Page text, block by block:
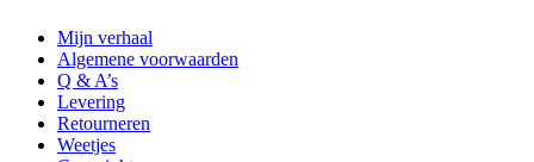
Mijn verhaal
Algemene voorwaarden
Q & A’s
Levering
Retourneren
Weetjes